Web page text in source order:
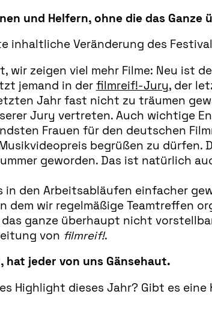
und Helfern, ohne die das
inhaltliche Veränderung des
wir zeigen viel mehr Filme: Neu ist
jemand in der filmreif!-Jury, der
Jahr fast nicht zu träumen
Jury vertreten. Auch wichtige
Frauen für den deutschen
begrüßen zu
geworden. Das ist natürlich
den Arbeitsabläufen einfacher
wir regelmäßige Teamtreffen
ganze überhaupt nicht
von filmreif!.
hat jeder von uns Gänsehaut.
Highlight dieses Jahr? Gibt es